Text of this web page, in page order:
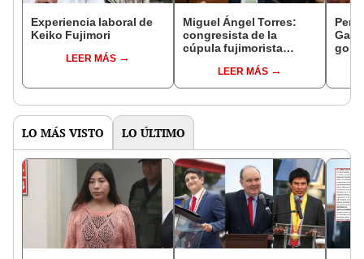
Experiencia laboral de
Keiko Fujimori
LEER MÁS
Miguel Ángel Torres:
congresista de la
cúpula fujimorista
del SenadoLEER MÁS
LO MÁS VISTO LO ÚLTIMO